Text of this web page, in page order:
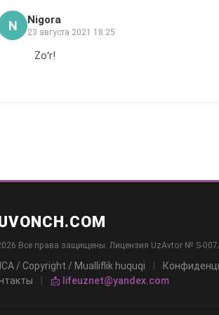
N Nigora
23 августа 2021 18:25
Zoʻr!
Все права защищены. Лицензия UzAvtor № S-
/ Copyright / Mualliflik huquqi
📩 lifeuznet@yandex.com